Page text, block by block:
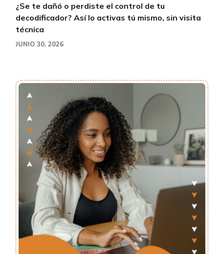
¿Se te dañó o perdiste el control de tu
decodificador? Así lo activas tú mismo, sin visita
técnica
JUNIO 30, 2026